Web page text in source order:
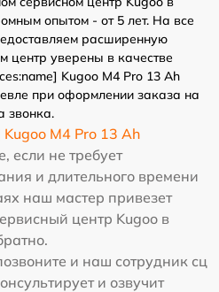
опытом - от 5 лет. На все
расширенную
центр уверены в качестве
Kugoo M4 Pro 13 Ah
при оформлении заказа на
звонка.
M4 Pro 13 Ah
если не требует
и длительного времени
наш мастер привезет
центр Kugoo в
и наш сотрудник сц
и озвучит